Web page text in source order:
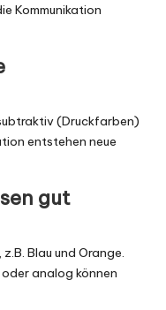
Kommunikation
(Druckfarben)
entstehen neue
gut
Blau und Orange.
analog können